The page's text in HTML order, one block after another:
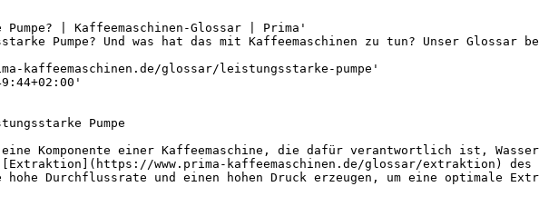
| Kaffeemaschinen-Glossar | Prima'
Pumpe? Und was hat das mit Kaffeemaschinen zu tun? Unser
kaffeemaschinen.de/glossar/leistungsstarke-pumpe'
Pumpe
Komponente einer Kaffeemaschine, die dafür verantwortlich ist,
www.prima-kaffeemaschinen.de/glossar/extraktion) des
hohe Durchflussrate und einen hohen Druck erzeugen, um eine optimale